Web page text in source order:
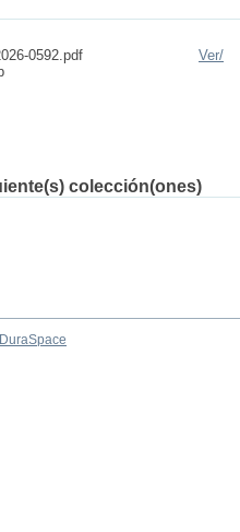
0592.pdf
Ver/
colección(ones)
DuraSpace